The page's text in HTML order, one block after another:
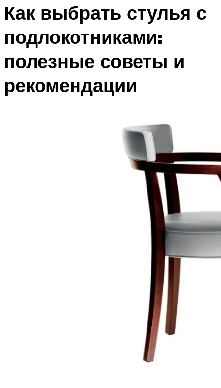
Как выбрать стулья с
подлокотниками:
полезные советы и
рекомендации